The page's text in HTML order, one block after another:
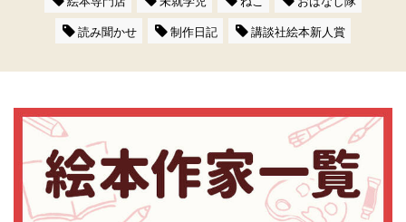
読み聞かせ
制作日記 講談社絵本新人賞